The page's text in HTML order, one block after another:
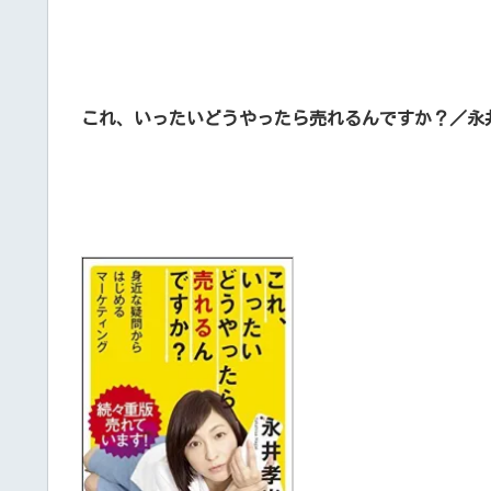
これ、いったいどうやったら売れるんですか？／